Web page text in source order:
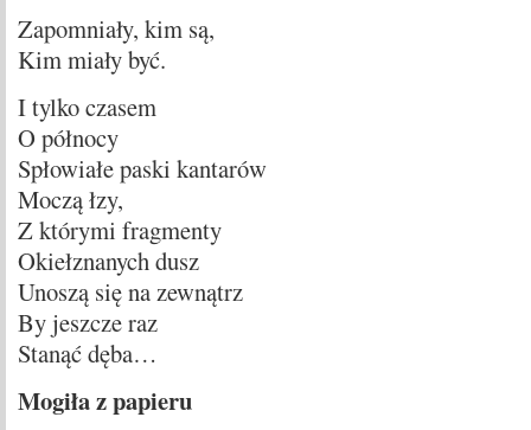
Zapomniały, kim są,
Kim miały być.
I tylko czasem
O północy
Spłowiałe paski kantarów
Moczą łzy,
Z którymi fragmenty
Okiełznanych dusz
Unoszą się na zewnątrz
By jeszcze raz
Stanąć dęba…
Mogiła z papieru